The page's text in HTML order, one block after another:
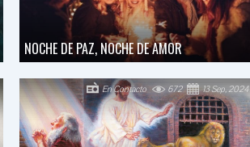
NOCHE DE PAZ, NOCHE DE AMOR
13 Sep, 2024
672
En Contacto